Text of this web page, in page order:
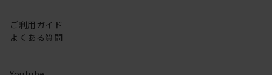
ご利用ガイド
よくある質問